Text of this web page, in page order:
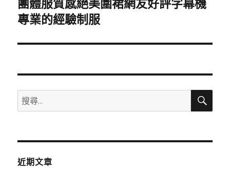
下
一
文
團體服質感絕美圍裙網友好評字幕機
專業的經驗制服
搜
尋
鍵
搜
近期文章